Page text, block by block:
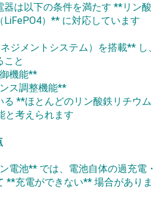
器は以下の条件を満たす **リン酸
）** に対応しています
ジメントシステム）を搭載** し、
こと
機能**
ス調整機能**
**ほとんどのリン酸鉄リチウム
と考えられます
電池** では、電池自体の過充電・
**充電ができない** 場合がありま